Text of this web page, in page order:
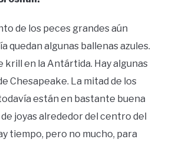
de los peces grandes aún
quedan algunas ballenas azules.
krill en la Antártida. Hay algunas
Chesapeake. La mitad de los
están en bastante buena
joyas alrededor del centro del
tiempo, pero no mucho, para